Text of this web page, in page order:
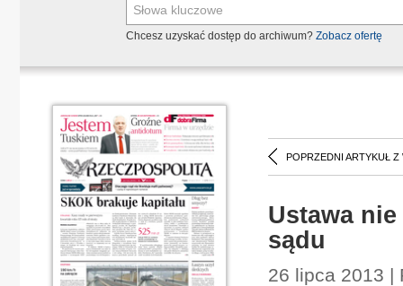
Chcesz uzyskać dostęp do archiwum? Zobacz ofertę
POPRZEDNI ARTYKUŁ Z
Ustawa
sądu
26 lipca 2013 |